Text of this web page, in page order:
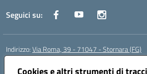
Cookies e altri strumenti di
Seguici su:
Indirizzo:Via Roma, 39 - 71047 - Stornara (FG)
Centralino:
Posta elettronica certificata (PEC):